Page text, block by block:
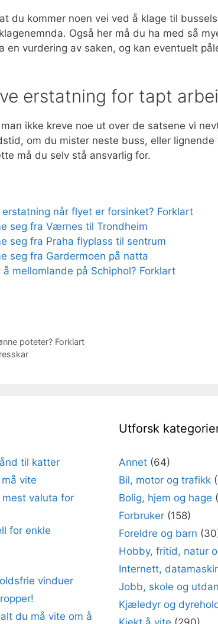
du kommer noen vei ved å klage til
Også her må du ha med så
en vurdering av saken, og kan eventuelt
erstatning for tapt
ikke kreve noe ut over de satsene vi
om du mister neste buss, eller
må du selv stå ansvarlig for.
erstatning når flyet er forsinket? Forklart
seg fra Værnes til Trondheim
seg fra Praha flyplass til sentrum
seg fra Gardermoen på natta
mellomlande på Schiphol? Forklart
poteter? Forklart
til katter
vite
valuta for
for enkle
vinduer
du må vite om å
Utforsk
Annet (64)
Bil, motor og trafikk
Bolig, hjem og hage
Forbruker (158)
Foreldre og barn
Hobby, fritid, natur
Internett,
Jobb, skole og
Kjæledyr og